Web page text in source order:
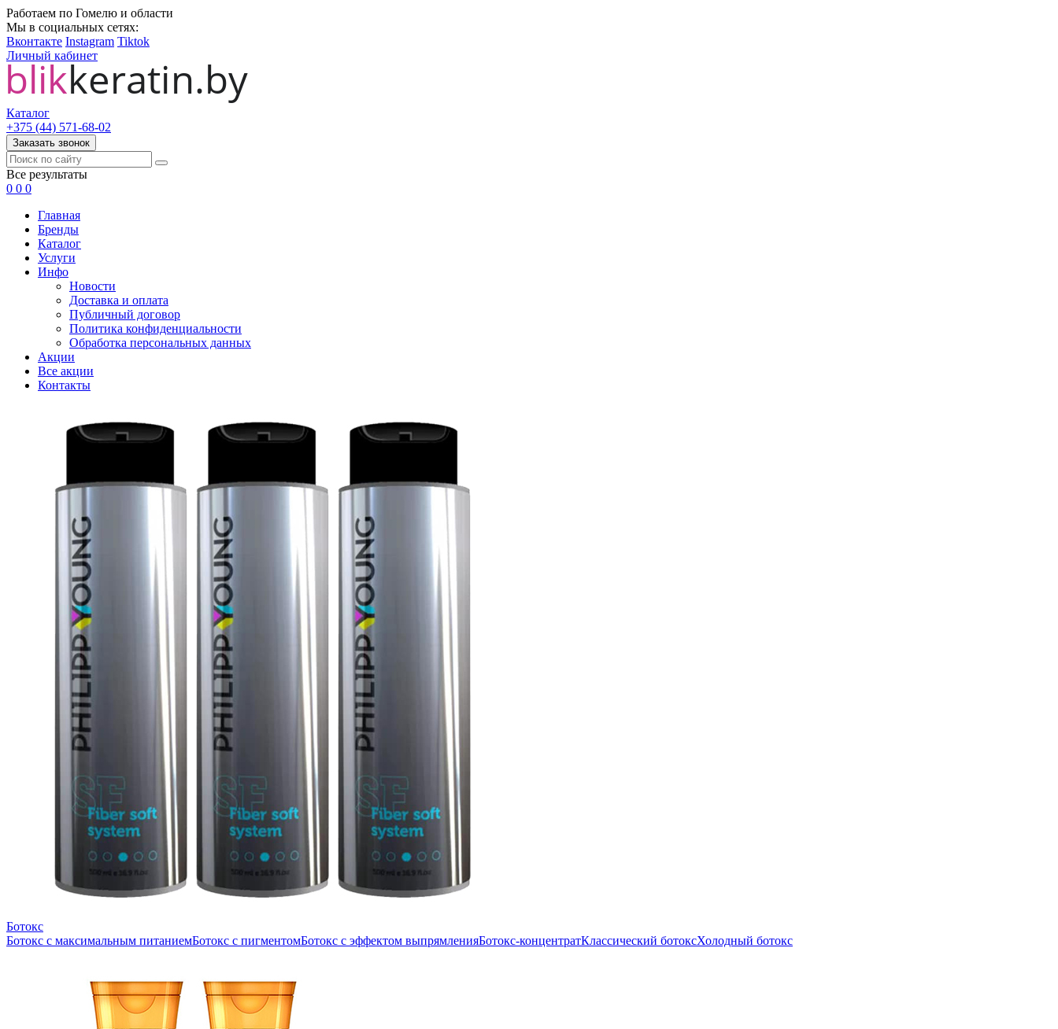
Работаем по Гомелю и области
Мы в социальных сетях:
Вконтакте Instagram Tiktok
Личный кабинет
Каталог
+375 (44) 571-68-02
Заказать звонок
Все результаты
0 0 0
Главная
Бренды
Каталог
Услуги
Инфо
Новости
Доставка и оплата
Публичный договор
Политика конфиденциальности
Обработка персональных данных
Акции
Все акции
Контакты
Ботокс
Ботокс с максимальным питаниемБотокс с пигментомБотокс с эффектом выпрямленияБотокс-концентратКлассический ботоксХолодный ботокс